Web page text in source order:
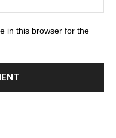
in this browser for the